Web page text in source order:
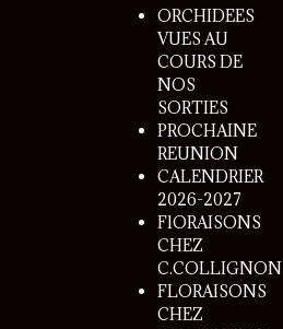
ORCHIDEES
VUES AU
COURS DE
NOS
SORTIES
PROCHAINE
REUNION
CALENDRIER
2026-2027
FlORAISONS
CHEZ
C.COLLIGNON
FLORAISONS
CHEZ